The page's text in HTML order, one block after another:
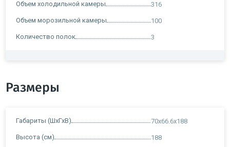
Объем холодильной камеры 316
Объем морозильной камеры 100
Количество полок 3
Размеры
Габариты (ШхГхВ) 70x66.6x188
Высота (см) 188